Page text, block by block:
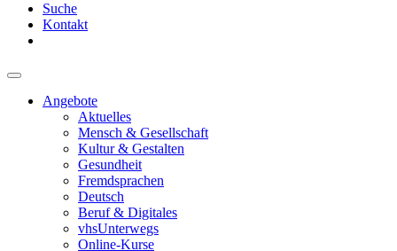
Suche
Kontakt
Angebote
Aktuelles
Mensch & Gesellschaft
Kultur & Gestalten
Gesundheit
Fremdsprachen
Deutsch
Beruf & Digitales
vhsUnterwegs
Online-Kurse